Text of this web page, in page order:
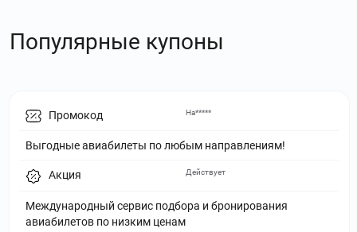
Популярные купоны
Промокод
Выгодные авиабилеты по любым направлениям!
На*****
Акция
Международный сервис подбора и бронирования
авиабилетов по низким ценам
Действует